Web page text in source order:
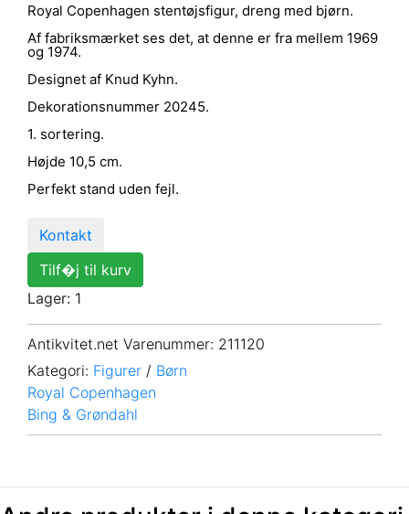
Royal Copenhagen stentøjsfigur, dreng med bjørn.
Af fabriksmærket ses det, at denne er fra mellem 1969
og 1974.
Designet af Knud Kyhn.
Dekorationsnummer 20245.
1. sortering.
Højde 10,5 cm.
Perfekt stand uden fejl.
Kontakt
Tilf�j til kurv
Lager: 1
Antikvitet.net Varenummer: 211120
Kategori: Figurer / Børn
Royal Copenhagen
Bing & Grøndahl